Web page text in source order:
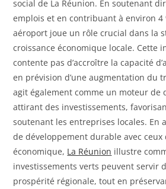
social de La Réunion. En soutenant
emplois et en contribuant à environ 4
aéroport joue un rôle crucial dans la
croissance économique locale. Cette
contente pas d’accroître la capacité
en prévision d’une augmentation du
agit également comme un moteur de
attirant des investissements,
soutenant les entreprises locales. En
de développement durable avec ceux
économique, La Réunion illustre
investissements verts peuvent servir
prospérité régionale, tout en